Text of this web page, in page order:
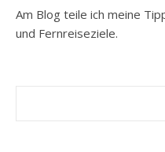
Am Blog teile ich meine
und Fernreiseziele.